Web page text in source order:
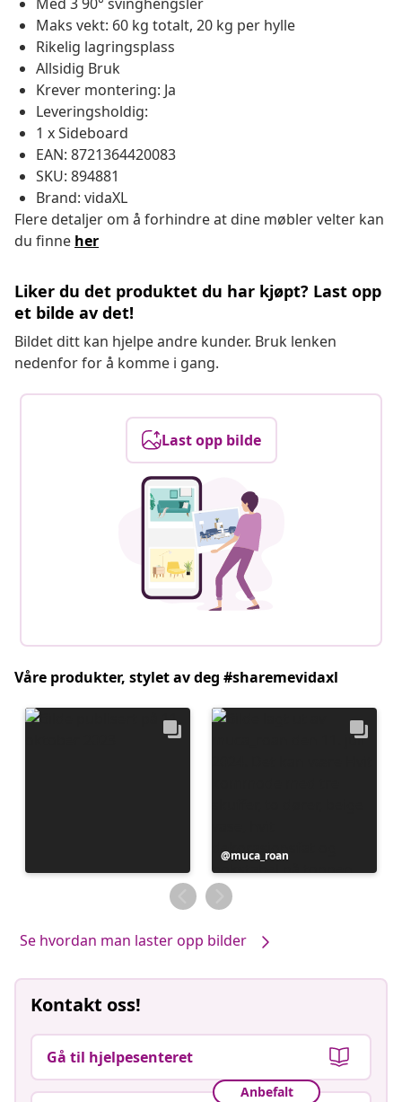
Maks vekt: 60 kg totalt, 20 kg per hylle
Rikelig lagringsplass
Allsidig Bruk
Krever montering: Ja
Leveringsholdig:
1 x Sideboard
EAN: 8721364420083
SKU: 894881
Brand: vidaXL
Flere detaljer om å forhindre at dine møbler velter kan
du finne her
Liker du det produktet du har kjøpt? Last opp
et bilde av det!
Bildet ditt kan hjelpe andre kunder. Bruk lenken
nedenfor for å komme i gang.
Last opp bilde
Våre produkter, stylet av deg #sharemevidaxl
Innlegg
publisert
av
muca_roan
Se hvordan man laster opp bilder
Kontakt oss!
Gå til hjelpesenteret
Anbefalt